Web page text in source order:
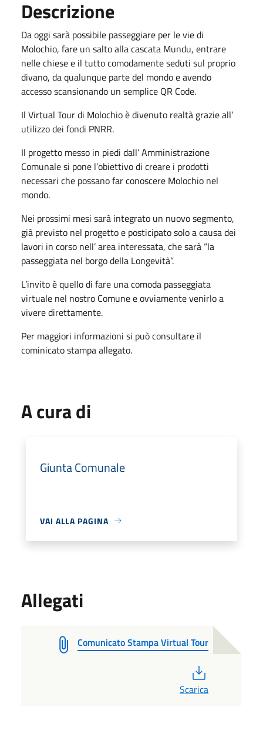
Descrizione
Da oggi sarà possibile passeggiare per le vie di
Molochio, fare un salto alla cascata Mundu, entrare
nelle chiese e il tutto comodamente seduti sul proprio
divano, da qualunque parte del mondo e avendo
accesso scansionando un semplice QR Code.
Il Virtual Tour di Molochio è divenuto realtà grazie all’
utilizzo dei fondi PNRR.
Il progetto messo in piedi dall’ Amministrazione
Comunale si pone l’obiettivo di creare i prodotti
necessari che possano far conoscere Molochio nel
mondo.
Nei prossimi mesi sarà integrato un nuovo segmento,
già previsto nel progetto e posticipato solo a causa dei
lavori in corso nell’ area interessata, che sarà “la
passeggiata nel borgo della Longevità”.
L’invito è quello di fare una comoda passeggiata
virtuale nel nostro Comune e ovviamente venirlo a
vivere direttamente.
Per maggiori informazioni si può consultare il
cominicato stampa allegato.
A cura di
Giunta Comunale
VAI ALLA PAGINA
Allegati
Comunicato Stampa Virtual Tour
Scarica